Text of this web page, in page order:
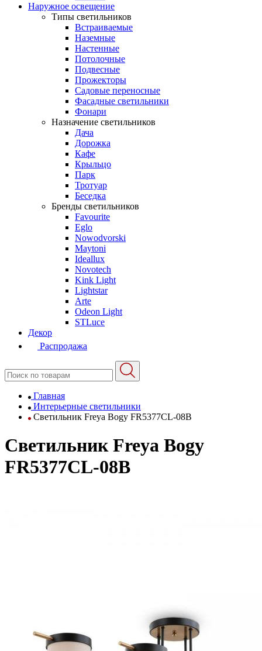
Наружное освещение
Типы светильников
Встраиваемые
Наземные
Настенные
Потолочные
Подвесные
Прожекторы
Садовые переносные
Фасадные светильники
Фонари
Назначение светильников
Дача
Дорожка
Кафе
Крыльцо
Парк
Тротуар
Беседка
Бренды светильников
Favourite
Eglo
Nowodvorski
Maytoni
Ideallux
Novotech
Kink Light
Lightstar
Arte
Odeon Light
STLuce
Декор
Распродажа
Главная
Интерьерные светильники
Светильник Freya Bogy FR5377CL-08B
Светильник Freya Bogy
FR5377CL-08B